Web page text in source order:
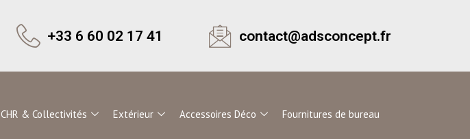
+33 6 60 02 17 41 contact@adsconcept.fr
CHR & Collectivités Extérieur Accessoires Déco Fournitures de bureau